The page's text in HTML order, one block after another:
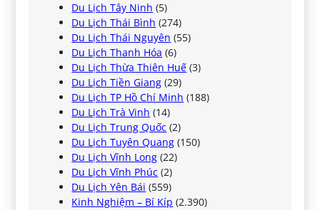
Du Lịch Tây Ninh (5)
Du Lịch Thái Bình (274)
Du Lịch Thái Nguyên (55)
Du Lịch Thanh Hóa (6)
Du Lịch Thừa Thiên Huế (3)
Du Lịch Tiền Giang (29)
Du Lịch TP Hồ Chí Minh (188)
Du Lịch Trà Vinh (14)
Du Lịch Trung Quốc (2)
Du Lịch Tuyên Quang (150)
Du Lịch Vĩnh Long (22)
Du Lịch Vĩnh Phúc (2)
Du Lịch Yên Bái (559)
Kinh Nghiệm – Bí Kíp (2.390)